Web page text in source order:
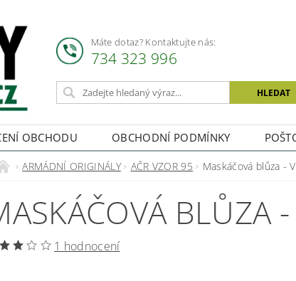
Máte dotaz? Kontaktujte nás:
734 323 996
OBCHODU OBCHODNÍ PODMÍNKY
ARMÁDNÍ ORIGINÁLY AČR VZOR 95 Maskáčová blůza -
BLŮZA
1 hodnocení